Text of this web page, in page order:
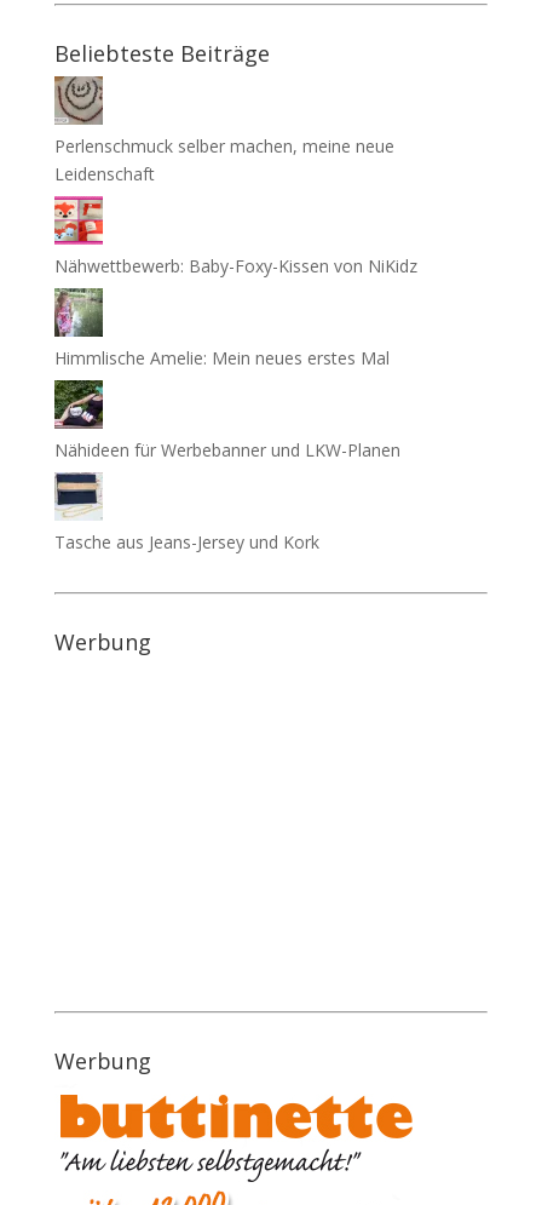
Beliebteste Beiträge
Perlenschmuck selber machen, meine neue
Leidenschaft
Nähwettbewerb: Baby-Foxy-Kissen von NiKidz
Himmlische Amelie: Mein neues erstes Mal
Nähideen für Werbebanner und LKW-Planen
Tasche aus Jeans-Jersey und Kork
Werbung
Werbung